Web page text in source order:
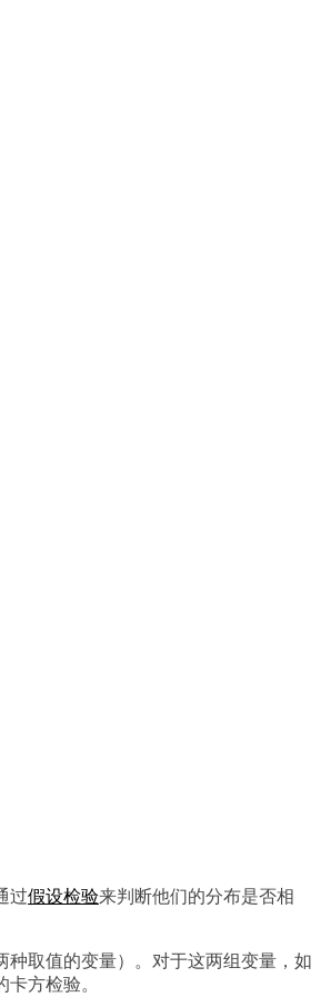
过假设检验来判断他们的分布是否相
取值的变量）。对于这两组变量，如
方检验。